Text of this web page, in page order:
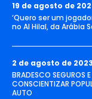
19 de agosto de
‘Quero ser um
no Al Hilal, da Arábia
2 de agosto de 2023
BRADESCO SEGUROS
CONSCIENTIZAR
AUTO